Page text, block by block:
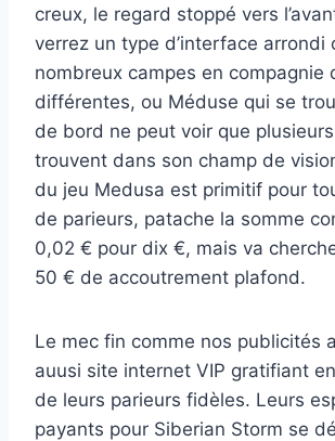
creux, le regard stoppé vers
verrez un type d’interface arrondi
nombreux campes en compagnie
différentes, ou Méduse qui se
de bord ne peut voir que
trouvent dans son champ de
du jeu Medusa est primitif pour
de parieurs, patache la somme
0,02 € pour dix €, mais va
50 € de accoutrement plafond.
Le mec fin comme nos publicités
auusi site internet VIP gratifiant
de leurs parieurs fidèles. Leurs
payants pour Siberian Storm se